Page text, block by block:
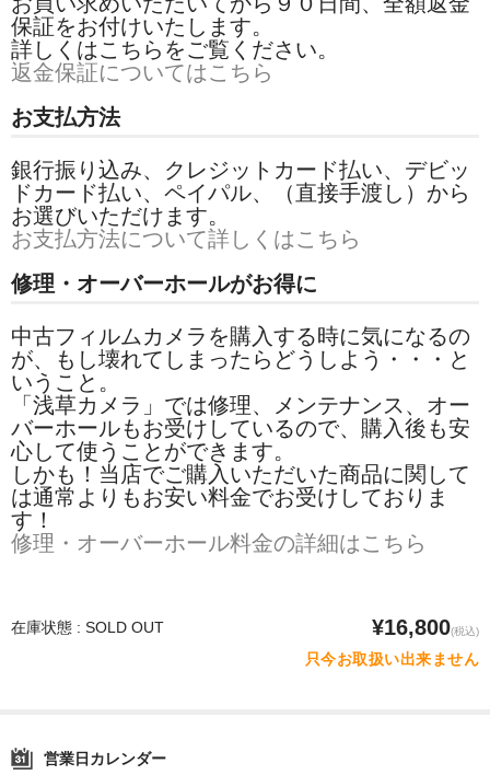
保証をお付けいたします。
詳しくはこちらをご覧ください。
返金保証についてはこちら
お支払方法
銀行振り込み、クレジットカード払い、デビッ
ドカード払い、ペイパル、（直接手渡し）から
お選びいただけます。
お支払方法について詳しくはこちら
修理・オーバーホールがお得に
中古フィルムカメラを購入する時に気になるの
が、もし壊れてしまったらどうしよう・・・と
いうこと。
「浅草カメラ」では修理、メンテナンス、オー
バーホールもお受けしているので、購入後も安
心して使うことができます。
しかも！当店でご購入いただいた商品に関して
は通常よりもお安い料金でお受けしておりま
す！
修理・オーバーホール料金の詳細はこちら
在庫状態 : SOLD OUT ¥16,800(税込)
只今お取扱い出来ません
営業日カレンダー